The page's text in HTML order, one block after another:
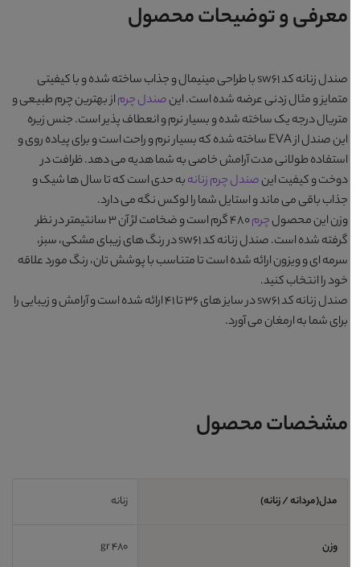
معرفی و توضیحات محصول
صندل زنانه کد sw61
با طراحی مینیمال و جذاب ساخته شده و با کیفیتی
متمایز و مثال زدنی عرضه شده است. اینصندل چرماز بهترین چرم طبیعی و
متریال درجه یک ساخته شده و بسیار نرم و انعطاف پذیر است. جنس زیره
این صندل از EVA ساخته شده که بسیار نرم و راحت است و برای پیاده روی و
استفاده طولانی مدت آرامش خاصی به شما هدیه می دهد. ظرافت در
دوخت و کیفیت اینصندل چرم زنانهبه حدی است که تا سال ها شیک و
جذاب باقی می ماند و استایل شما را لوکس نگه می دارد.
وزن این محصولچرم
480 گرم است و ضخامت لژ آن 3 سانتیمتر در نظر
گرفته شده است.صندل زنانه کد sw61 در رنگ های زیبایمشکی، سبز،
سرمه ای و ویزونارائه شده است تا متناسب با پوشش تان، رنگ مورد علاقه
خود را انتخاب کنید.
صندل زنانه کد sw61
در سایز های 36 تا 41 ارائه شده است و آرامش و زیبایی را
برای شما به ارمغان می آورد.
مشخصات محصول
مدل(مردانه / زنانه) زنانه
وزن 480 gr